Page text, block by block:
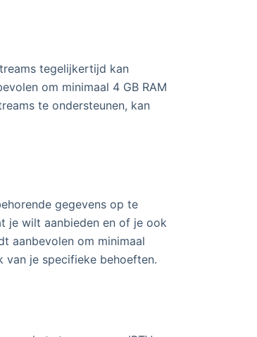
tegelijkertijd kan
om minimaal 4 GB RAM
te ondersteunen, kan
gegevens op te
je wilt aanbieden en of je ook
aanbevolen om minimaal
van je specifieke behoeften.